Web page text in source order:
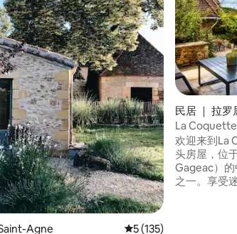
5 分），共 102 条评价
Agne 平均评分 5 分（满分 5
5 (135)
民居 ｜ 拉罗
que-Gageac)
La Coquette
欢迎来到La
头房屋，位
Gageac）
之一。享受